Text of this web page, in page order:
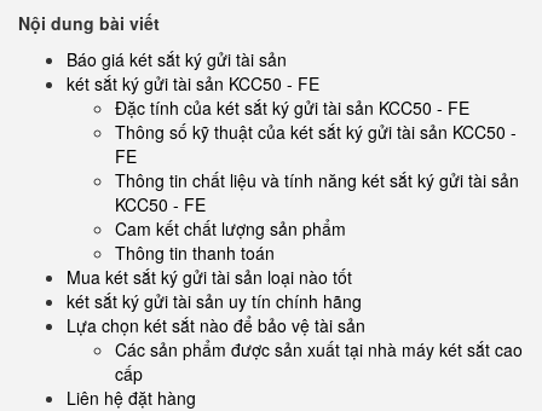
Nội dung bài viết
Báo giá két sắt ký gửi tài sản
két sắt ký gửi tài sản KCC50 - FE
Đặc tính của két sắt ký gửi tài sản KCC50 - FE
Thông số kỹ thuật của két sắt ký gửi tài sản KCC50 -
FE
Thông tin chất liệu và tính năng két sắt ký gửi tài sản
KCC50 - FE
Cam kết chất lượng sản phẩm
Thông tin thanh toán
Mua két sắt ký gửi tài sản loại nào tốt
két sắt ký gửi tài sản uy tín chính hãng
Lựa chọn két sắt nào để bảo vệ tài sản
Các sản phẩm được sản xuất tại nhà máy két sắt cao
cấp
Liên hệ đặt hàng